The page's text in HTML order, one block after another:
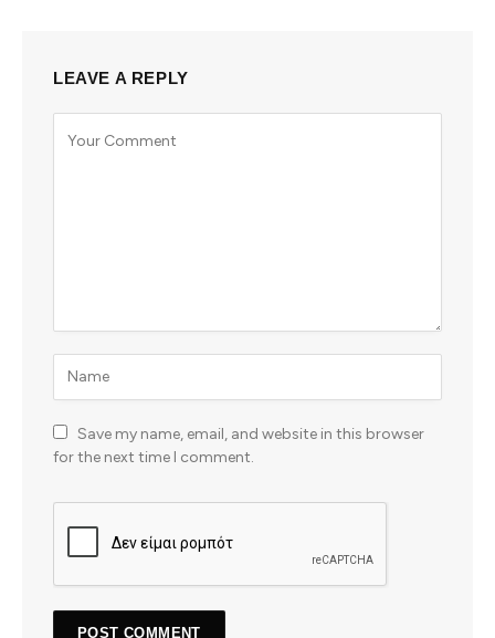
LEAVE A REPLY
Save my name, email, and website in this browser
for the next time I comment.